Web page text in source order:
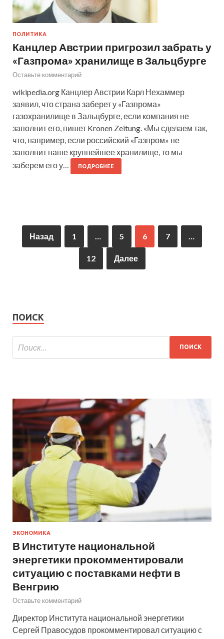
ПОЛИТИКА
Канцлер Австрии пригрозил забрать у
«Газпрома» хранилище в Зальцбурге
Оставьте комментарий
wikipedia.org Канцлер Австрии Карл Нехаммер
заявил, что страна заберет у «Газпрома»
газохранилище в Зальцбурге, если компания не
заполнит его, пишет Kronen Zeitung. «Мы сделаем так,
что, например, если российский «Газпром» не
заполнит наше крупнейшее хранилище, то мы
заберем его у…
ПОДРОБНЕЕ
Назад 1 … 5 6 7 …
12 Далее
ПОИСК
ЭКОНОМИКА
В Институте национальной
энергетики прокомментировали
ситуацию с поставками нефти в
Венгрию
Оставьте комментарий
Директор Института национальной энергетики
Сергей Правосудов прокомментировал ситуацию с